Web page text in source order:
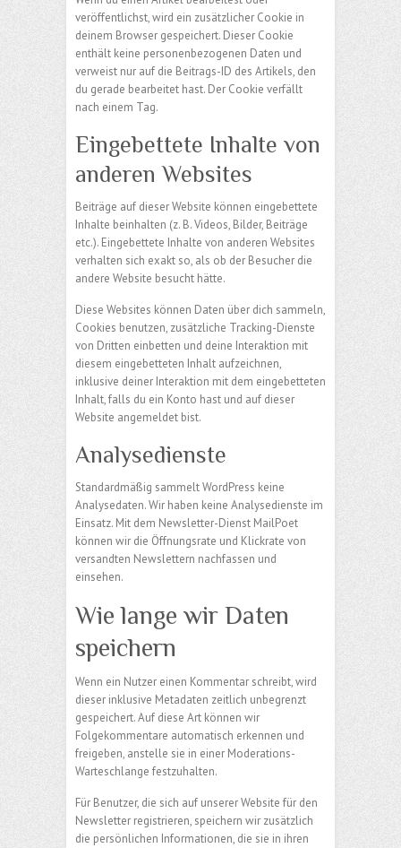
veröffentlichst, wird ein zusätzlicher Cookie in
deinem Browser gespeichert. Dieser Cookie
enthält keine personenbezogenen Daten und
verweist nur auf die Beitrags-ID des Artikels, den
du gerade bearbeitet hast. Der Cookie verfällt
nach einem Tag.
Eingebettete Inhalte von
anderen Websites
Beiträge auf dieser Website können eingebettete
Inhalte beinhalten (z. B. Videos, Bilder, Beiträge
etc.). Eingebettete Inhalte von anderen Websites
verhalten sich exakt so, als ob der Besucher die
andere Website besucht hätte.
Diese Websites können Daten über dich sammeln,
Cookies benutzen, zusätzliche Tracking-Dienste
von Dritten einbetten und deine Interaktion mit
diesem eingebetteten Inhalt aufzeichnen,
inklusive deiner Interaktion mit dem eingebetteten
Inhalt, falls du ein Konto hast und auf dieser
Website angemeldet bist.
Analysedienste
Standardmäßig sammelt WordPress keine
Analysedaten. Wir haben keine Analysedienste im
Einsatz. Mit dem Newsletter-Dienst MailPoet
können wir die Öffnungsrate und Klickrate von
versandten Newslettern nachfassen und
einsehen.
Wie lange wir Daten
speichern
Wenn ein Nutzer einen Kommentar schreibt, wird
dieser inklusive Metadaten zeitlich unbegrenzt
gespeichert. Auf diese Art können wir
Folgekommentare automatisch erkennen und
freigeben, anstelle sie in einer Moderations-
Warteschlange festzuhalten.
Für Benutzer, die sich auf unserer Website für den
Newsletter registrieren, speichern wir zusätzlich
die persönlichen Informationen, die sie in ihren